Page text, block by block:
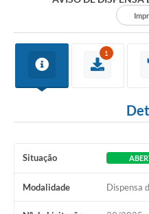
1
Situação
Modalidade Dispensa